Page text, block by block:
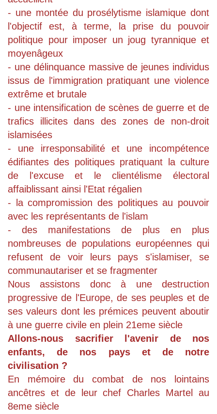
- une montée du prosélytisme islamique dont
l'objectif est, à terme, la prise du pouvoir
politique pour imposer un joug tyrannique et
moyenâgeux
- une délinquance massive de jeunes individus
issus de l'immigration pratiquant une violence
extrême et brutale
- une intensification de scènes de guerre et de
trafics illicites dans des zones de non-droit
islamisées
- une irresponsabilité et une incompétence
édifiantes des politiques pratiquant la culture
de l'excuse et le clientélisme électoral
affaiblissant ainsi l'Etat régalien
- la compromission des politiques au pouvoir
avec les représentants de l'islam
- des manifestations de plus en plus
nombreuses de populations européennes qui
refusent de voir leurs pays s'islamiser, se
communautariser et se fragmenter
Nous assistons donc à une destruction
progressive de l'Europe, de ses peuples et de
ses valeurs dont les prémices peuvent aboutir
à une guerre civile en plein 21eme siècle
Allons-nous sacrifier l'avenir de nos
enfants, de nos pays et de notre
civilisation ?
En mémoire du combat de nos lointains
ancêtres et de leur chef Charles Martel au
8eme siècle